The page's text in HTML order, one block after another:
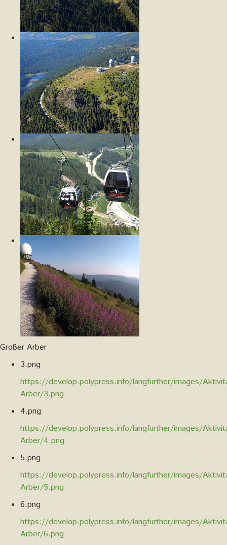
Großer Arber
3.png
https://develop.polypress.info/langfurther/images/
Arber/3.png
4.png
https://develop.polypress.info/langfurther/images/
Arber/4.png
5.png
https://develop.polypress.info/langfurther/images/
Arber/5.png
6.png
https://develop.polypress.info/langfurther/images/
Arber/6.png